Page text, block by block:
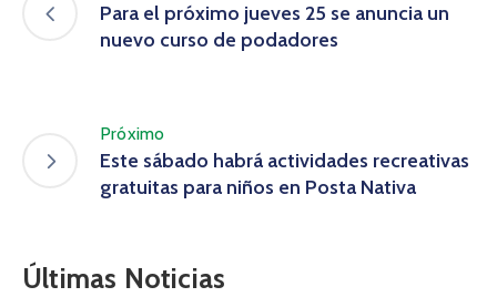
Para el próximo jueves 25 se anuncia un
nuevo curso de podadores
Próximo
Este sábado habrá actividades recreativas
gratuitas para niños en Posta Nativa
Últimas Noticias